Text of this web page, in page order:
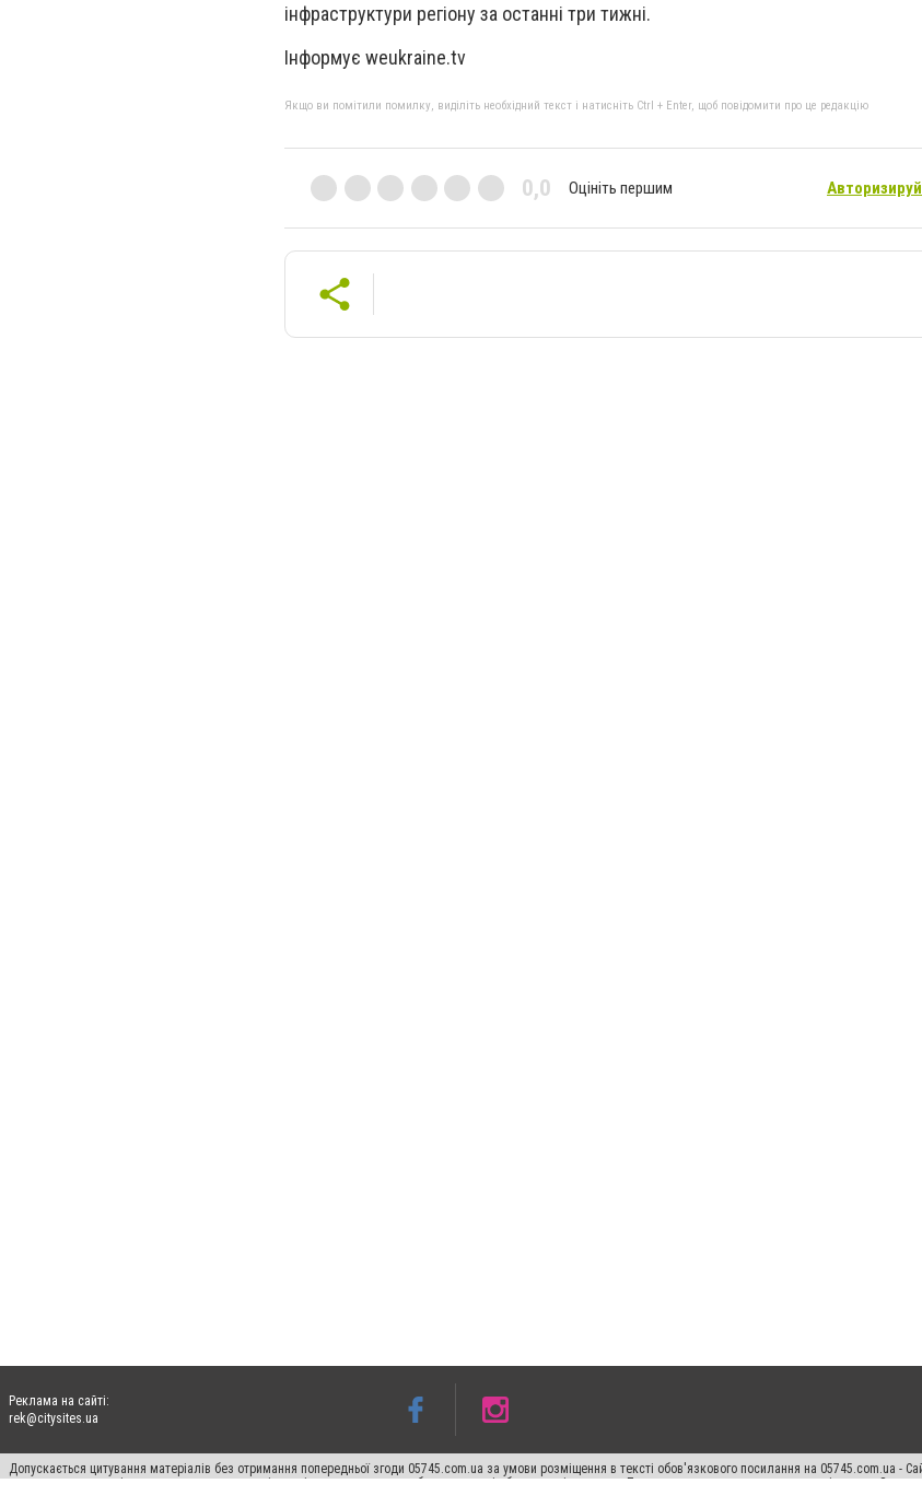
інфраструктури регіону за останні три тижні.
Інформує weukraine.tv
Якщо ви помітили помилку, виділіть необхідний текст і натисніть Ctrl + Enter, щоб повідомити про це редакцію
0,0 Оцініть першим
Реклама на сайті:
rek@citysites.ua
Допускається цитування матеріалів без отримання попередньої згоди 05745.com.ua за умови розміщення в тексті обов'язкового посилання на 05745.com.ua -
пошукових систем гіперпосилання на цитовані статті не нижче другого абзацу в тексті або в якості джерела. Порушення виняткових прав переслідується